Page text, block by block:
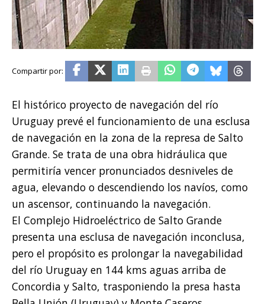
El histórico proyecto de navegación del río
Uruguay prevé el funcionamiento de una esclusa
de navegación en la zona de la represa de Salto
Grande. Se trata de una obra hidráulica que
permitiría vencer pronunciados desniveles de
agua, elevando o descendiendo los navíos, como
un ascensor, continuando la navegación.
El Complejo Hidroeléctrico de Salto Grande
presenta una esclusa de navegación inconclusa,
pero el propósito es prolongar la navegabilidad
del río Uruguay en 144 kms aguas arriba de
Concordia y Salto, trasponiendo la presa hasta